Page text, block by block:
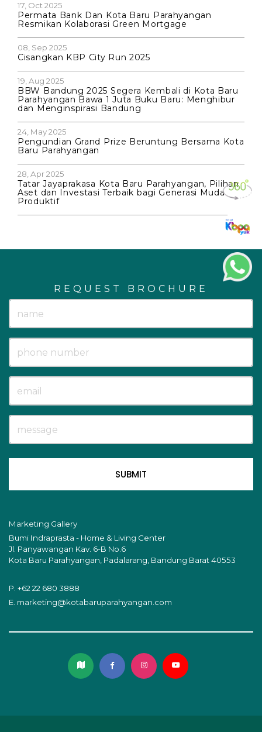
17, Oct 2025
Permata Bank Dan Kota Baru Parahyangan
Resmikan Kolaborasi Green Mortgage
08, Sep 2025
Cisangkan KBP City Run 2025
19, Aug 2025
BBW Bandung 2025 Segera Kembali di Kota Baru
Parahyangan Bawa 1 Juta Buku Baru: Menghibur
dan Menginspirasi Bandung
24, May 2025
Pengundian Grand Prize Beruntung Bersama Kota
Baru Parahyangan
28, Apr 2025
Tatar Jayaprakasa Kota Baru Parahyangan, Pilihan
Aset dan Investasi Terbaik bagi Generasi Muda
Produktif
REQUEST BROCHURE
SUBMIT
Marketing Gallery
Bumi Indraprasta - Home & Living Center
Jl. Panyawangan Kav. 6-B No.6
Kota Baru Parahyangan, Padalarang, Bandung Barat 40553
P. +62 22 680 3888
E. marketing@kotabaruparahyangan.com